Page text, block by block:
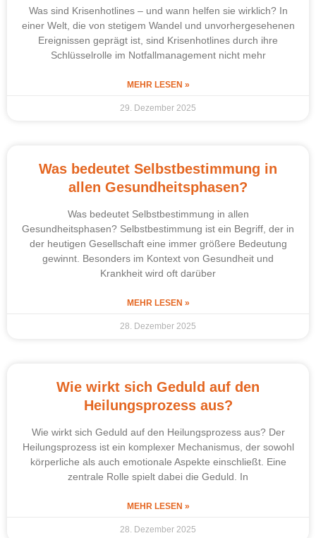
Was sind Krisenhotlines – und wann helfen sie wirklich? In
einer Welt, die von stetigem Wandel und unvorhergesehenen
Ereignissen geprägt ist, sind Krisenhotlines durch ihre
Schlüsselrolle im Notfallmanagement nicht mehr
MEHR LESEN »
29. Dezember 2025
Was bedeutet Selbstbestimmung in
allen Gesundheitsphasen?
Was bedeutet Selbstbestimmung in allen
Gesundheitsphasen? Selbstbestimmung ist ein Begriff, der in
der heutigen Gesellschaft eine immer größere Bedeutung
gewinnt. Besonders im Kontext von Gesundheit und
Krankheit wird oft darüber
MEHR LESEN »
28. Dezember 2025
Wie wirkt sich Geduld auf den
Heilungsprozess aus?
Wie wirkt sich Geduld auf den Heilungsprozess aus? Der
Heilungsprozess ist ein komplexer Mechanismus, der sowohl
körperliche als auch emotionale Aspekte einschließt. Eine
zentrale Rolle spielt dabei die Geduld. In
MEHR LESEN »
28. Dezember 2025